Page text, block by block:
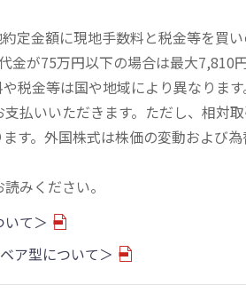
定金額に現地手数料と税金等を買
金が75万円以下の場合は最大7,810
税金等は国や地域により異なりま
払いいただきます。ただし、相対
す。外国株式は株価の変動および
みください。
て＞
ア型について＞